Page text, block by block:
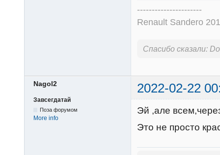
----------------------
Renault Sandero
Спасибо сказали:
Nagol2 2022-02-22
Завсегдатай
Поза форумом
More info
Эй ,але
Это не просто